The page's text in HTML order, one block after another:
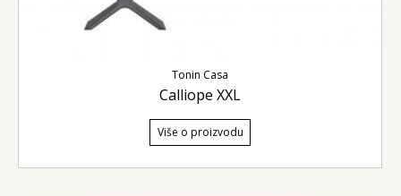
Tonin Casa
Calliope XXL
Više o proizvodu